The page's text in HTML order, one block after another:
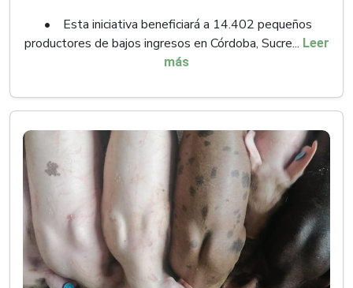
• Esta iniciativa beneficiará a 14.402 pequeños
productores de bajos ingresos en Córdoba, Sucre... Leer
más